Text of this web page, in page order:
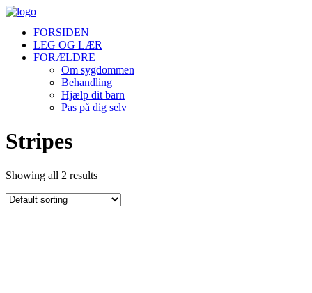
FORSIDEN
LEG OG LÆR
FORÆLDRE
Om sygdommen
Behandling
Hjælp dit barn
Pas på dig selv
Stripes
Showing all 2 results